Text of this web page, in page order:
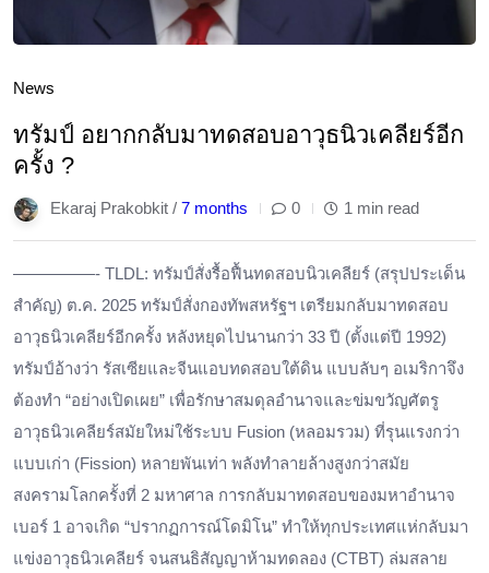
News
ทรัมป์ อยากกลับมาทดสอบอาวุธนิวเคลียร์อีก
ครั้ง ?
Ekaraj Prakobkit / 7 months 0 1 min read
—————- TLDL: ทรัมป์สั่งรื้อฟื้นทดสอบนิวเคลียร์ (สรุปประเด็น
สำคัญ) ต.ค. 2025 ทรัมป์สั่งกองทัพสหรัฐฯ เตรียมกลับมาทดสอบ
อาวุธนิวเคลียร์อีกครั้ง หลังหยุดไปนานกว่า 33 ปี (ตั้งแต่ปี 1992) ​
ทรัมป์อ้างว่า รัสเซียและจีนแอบทดสอบใต้ดิน แบบลับๆ อเมริกาจึง
ต้องทำ “อย่างเปิดเผย” เพื่อรักษาสมดุลอำนาจและข่มขวัญศัตรู ​
อาวุธนิวเคลียร์สมัยใหม่ใช้ระบบ Fusion (หลอมรวม) ที่รุนแรงกว่า
แบบเก่า (Fission) หลายพันเท่า พลังทำลายล้างสูงกว่าสมัย
สงครามโลกครั้งที่ 2 มหาศาล ​การกลับมาทดสอบของมหาอำนาจ
เบอร์ 1 อาจเกิด “ปรากฏการณ์โดมิโน” ทำให้ทุกประเทศแห่กลับมา
แข่งอาวุธนิวเคลียร์ จนสนธิสัญญาห้ามทดลอง (CTBT) ล่มสลาย